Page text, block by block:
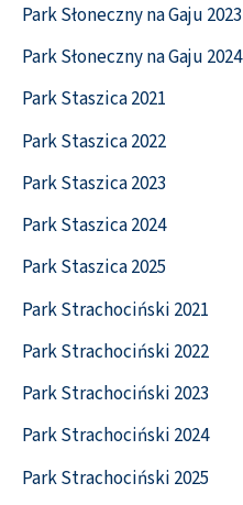
Park Słoneczny na Gaju 2023
Park Słoneczny na Gaju 2024
Park Staszica 2021
Park Staszica 2022
Park Staszica 2023
Park Staszica 2024
Park Staszica 2025
Park Strachociński 2021
Park Strachociński 2022
Park Strachociński 2023
Park Strachociński 2024
Park Strachociński 2025